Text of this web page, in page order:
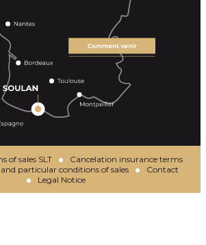
of sales SLT
Cancelation insurance terms
particular conditions of sales
Contact
Legal Notice